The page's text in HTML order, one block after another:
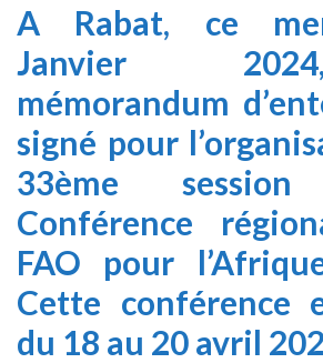
A Rabat, ce
Janvier
mémorandum
signé pour
33ème
Conférence
FAO pour
Cette conférence
du 18 au 20 avril